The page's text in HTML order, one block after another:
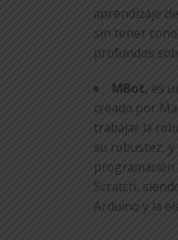
aprendizaje
sin tener
profundos
MBot, es
creado por
trabajar la
su robustez, y
Scratch,
Arduino y la